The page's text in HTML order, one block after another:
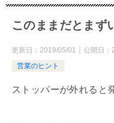
このままだとまず
更新日： 2019/05/01 公開日：
営業のヒント
ストッパーが外れると